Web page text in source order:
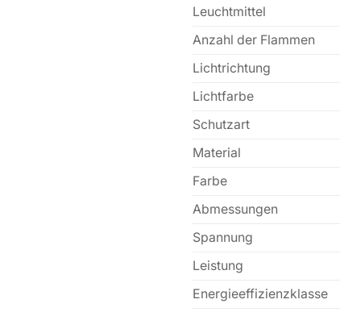
Leuchtmittel
Anzahl der Flammen
Lichtrichtung
Lichtfarbe
Schutzart
Material
Farbe
Abmessungen
Spannung
Leistung
Energieeffizienzklasse